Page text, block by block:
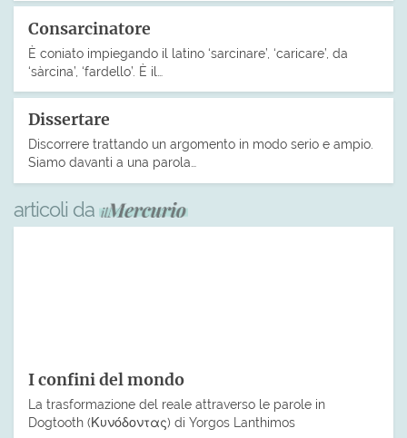
Consarcinatore
È coniato impiegando il latino ‘sarcinare’, ‘caricare’, da
‘sàrcina’, ‘fardello’. È il…
Dissertare
Discorrere trattando un argomento in modo serio e ampio.
Siamo davanti a una parola…
articoli da
I confini del mondo
La trasformazione del reale attraverso le parole in
Dogtooth (Κυνόδοντας) di Yorgos Lanthimos